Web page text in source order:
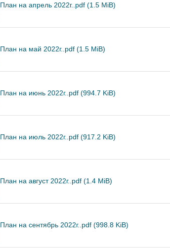
План на апрель 2022г..pdf (1.5 MiB)
План на май 2022г..pdf (1.5 MiB)
План на июнь 2022г..pdf (994.7 KiB)
План на июль 2022г..pdf (917.2 KiB)
План на август 2022г..pdf (1.4 MiB)
План на сентябрь 2022г..pdf (998.8 KiB)